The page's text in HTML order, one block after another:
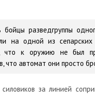
бойцы разведгруппы
на одной из
что к оружию не был
что автомат они просто
за линией